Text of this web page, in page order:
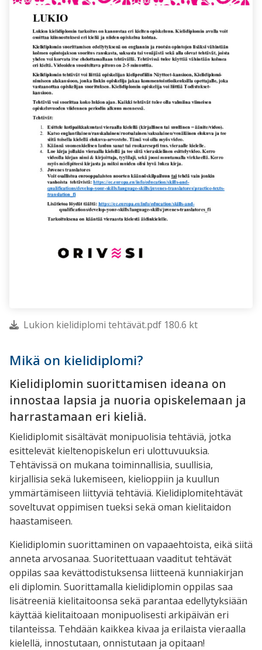
Lukion kielidiplomi tehtävät.pdf 180.6 kt
Mikä on kielidiplomi?
Kielidiplomin suorittamisen ideana on
innostaa lapsia ja nuoria opiskelemaan ja
harrastamaan eri kieliä.
Kielidiplomit sisältävät monipuolisia tehtäviä, jotka
esittelevät kieltenopiskelun eri ulottuvuuksia.
Tehtävissä on mukana toiminnallisia, suullisia,
kirjallisia sekä lukemiseen, kielioppiin ja kuullun
ymmärtämiseen liittyviä tehtäviä. Kielidiplomitehtävät
soveltuvat oppimisen tueksi sekä oman kielitaidon
haastamiseen.
Kielidiplomin suorittaminen on vapaaehtoista, eikä siitä
anneta arvosanaa. Suoritettuaan vaaditut tehtävät
oppilas saa kevättodistuksensa liitteenä kunniakirjan
eli diplomin. Suorittamalla kielidiplomin oppilas saa
lisätreeniä kielitaitoonsa sekä parantaa edellytyksiään
käyttää kielitaitoaan monipuolisesti arkipäivän eri
tilanteissa. Tehdään kaikkea kivaa ja erilaista vieraalla
kielellä, innostutaan, onnistutaan ja opitaan!